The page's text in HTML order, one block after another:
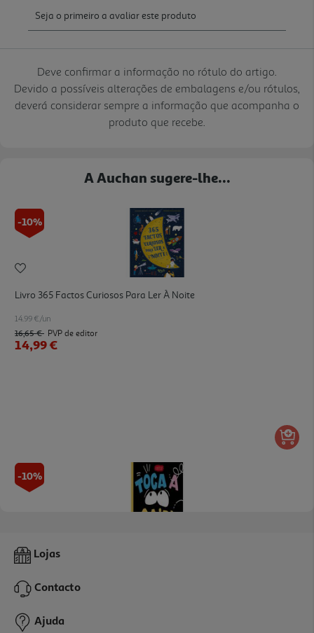
Deve confirmar a informação no rótulo do artigo.
Devido a possíveis alterações de embalagens e/ou rótulos,
deverá considerar sempre a informação que acompanha o
produto que recebe.
A Auchan sugere-lhe...
-10%
Livro 365 Factos Curiosos Para Ler À Noite
14.99 €/un
16,65 € PVP de editor
14,99 €
-10%
Livro Toca A Sair - Livro De Histórias
14,99 € PVP de editor
13,49 €
Lojas
Contacto
Ajuda